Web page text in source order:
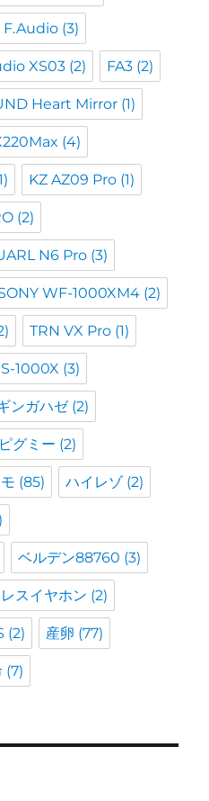
F.Audio (3)
XS03 (2) FA3 (2)
Heart Mirror (1)
(4)
KZ AZ09 Pro (1)
(2)
N6 Pro (3)
WF-1000XM4 (2)
TRN VX Pro (1)
1000X (3)
ンガハゼ(2)
グミー (2)
(85) ハイレゾ(2)
ベルデン88760 (3)
スイヤホン (2)
(2) 産卵 (77)
(7)